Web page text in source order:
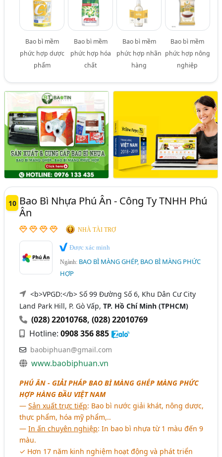
Bao bì mềm
phức hợp dược
phẩm
Bao bì mềm
phức hợp hóa
chất
Bao bì mềm
phức hợp nhãn
hàng
Bao bì mềm
phức hợp nông
nghiệp
10 Bao Bì Nhựa Phú Ân - Công Ty TNHH Phú
Ân
NHÀ TÀI TRỢ
Được xác minh
Ngành: BAO BÌ MÀNG GHÉP, BAO BÌ MÀNG PHỨC
HỢP
<b>VPGD:</b> Số 99 Đường Số 6, Khu Dân Cư City
Land Park Hill, P. Gò Vấp,TP. Hồ Chí Minh (TPHCM)
(028) 22010768,(028) 22010769
Hotline:0908 356 885
baobiphuan@gmail.com
www.baobiphuan.vn
PHÚ ÂN -GIẢI PHÁP BAO BÌ MÀNG GHÉP MÀNG PHỨC
HỢP HÀNG ĐẦU VIỆT NAM
―Sản xuất trực tiếp: Bao bì nước giải khát, nông dược,
thực phẩm, hóa mỹ phẩm,..
―In ấn chuyên nghiệp: In bao bì nhựa từ 1 màu đến 9
màu.
✓ Hơn 17 năm kinh nghiệm hoạt động và phát triển